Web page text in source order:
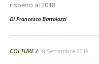
rispetto al 2018
Di Francesco Bartolozzi
COLTURE 18 Settembre 2018